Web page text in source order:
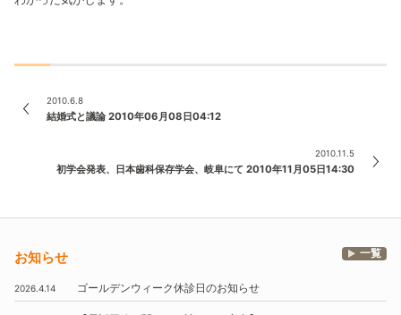
2010.6.8
結婚式と議論 2010年06月08日04:12
2010.11.5
初学会発表、日本歯科保存学会、岐阜にて 2010年11月05日14:30
お知らせ 一覧
2026.4.14 ゴールデンウィーク休診日のお知らせ